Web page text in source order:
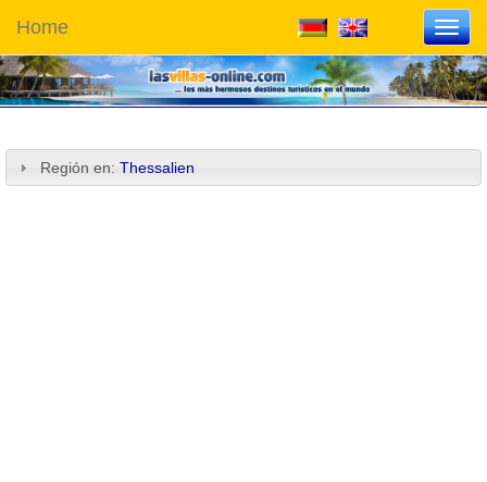
Home
Región en: Thessalien